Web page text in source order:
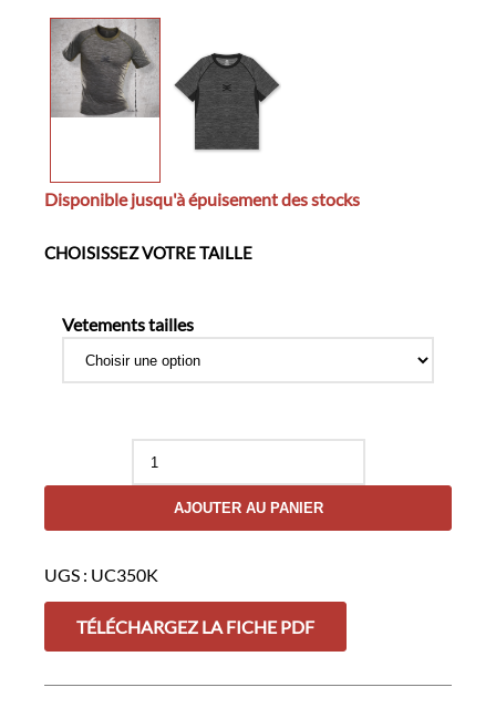
Disponible jusqu'à épuisement des stocks
CHOISISSEZ VOTRE TAILLE
Vetements tailles
T-
de
Stamina
/
Gris
AJOUTER AU PANIER
UGS : UC350K
TÉLÉCHARGEZ LA FICHE PDF